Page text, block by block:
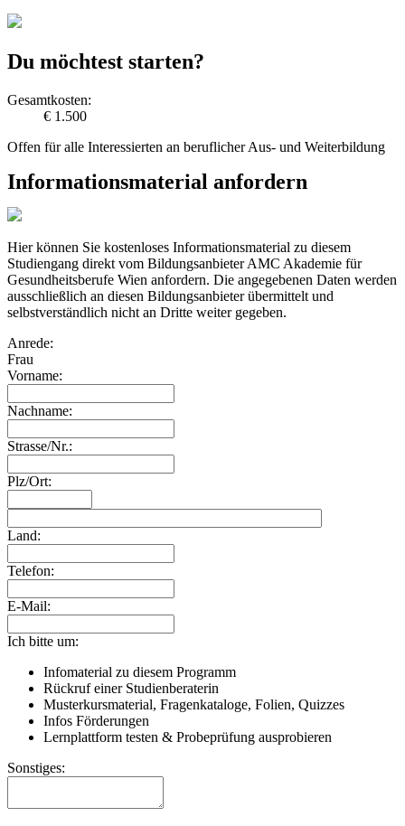
Du möchtest starten?
Gesamtkosten:
€ 1.500
Offen für alle Interessierten an beruflicher Aus- und Weiterbildung
Informationsmaterial anfordern
Hier können Sie kostenloses Informationsmaterial zu diesem
Studiengang direkt vom Bildungsanbieter AMC Akademie für
Gesundheitsberufe Wien anfordern. Die angegebenen Daten werden
ausschließlich an diesen Bildungsanbieter übermittelt und
selbstverständlich nicht an Dritte weiter gegeben.
Anrede:
Frau
Vorname:
Nachname:
Strasse/Nr.:
Plz/Ort:
Land:
Telefon:
E-Mail:
Ich bitte um:
Infomaterial zu diesem Programm
Rückruf einer Studienberaterin
Musterkursmaterial, Fragenkataloge, Folien, Quizzes
Infos Förderungen
Lernplattform testen & Probeprüfung ausprobieren
Sonstiges: